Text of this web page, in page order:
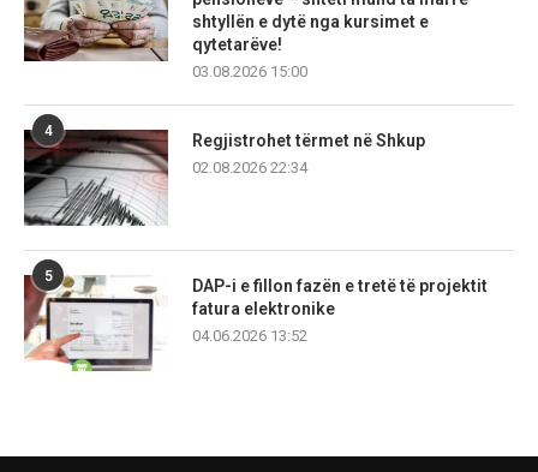
shtyllën e dytë nga kursimet e
qytetarëve!
03.08.2026 15:00
4
Regjistrohet tërmet në Shkup
02.08.2026 22:34
5
DAP-i e fillon fazën e tretë të projektit
fatura elektronike
04.06.2026 13:52